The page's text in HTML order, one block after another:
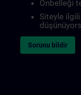
Önbelleği
Siteyle
Sorunu bildir